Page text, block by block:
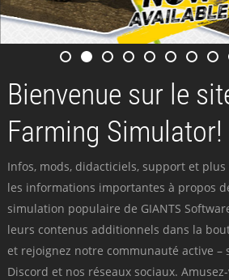
Bienvenue sur le
Farming Simulator!
Infos, mods, didacticiels, support et
les informations importantes à propos
simulation populaire de GIANTS
leurs contenus additionnels dans la
et rejoignez notre communauté active –
Discord et nos réseaux sociaux.